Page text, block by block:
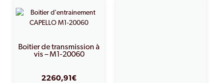
Boitier de transmission à
vis – M1-20060
2260,91€